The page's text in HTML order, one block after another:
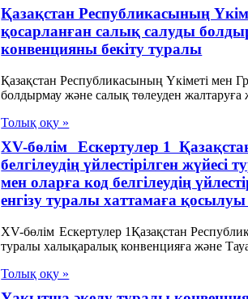
Қазақстан Республикасының
қосарланған салық салуды
конвенцияны бекiту туралы
Қазақстан Республикасының Үкiметi мен
болдырмау және салық төлеуден
Толық оқу »
ХV-бөлім Ескертулер 1
белгілеудің үйлестірілген
мен оларға код белгілеудің
енгізу туралы хаттамаға
ХV-бөлім Ескертулер 1Қазақстан
туралы халықаралық конвенцияға және
Толық оқу »